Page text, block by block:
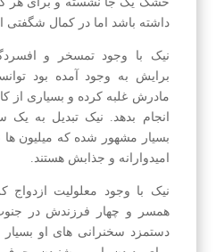
داشته باشد اما در کمال شگفتی
نیک با وجود تمسخر و
برایش به وجود آمده بود
مادرش غلبه کرده و بسیاری از
انجام بدهد. نیک تبدیل به
بسیار مشهور شده که میلیون
امیدوارانه و جذابش هستند.
نیک با وجود معلولیت ازدواج
همسر و چهار فرزندش در جنوب
دستمزد سخنرانی های او بسیار